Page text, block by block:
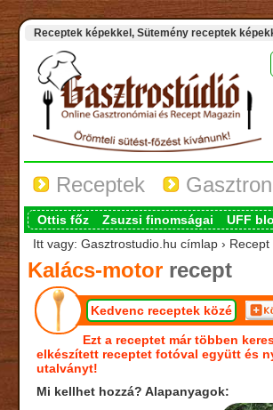
Receptek képekkel, Sütemény receptek
Receptek
Ottis főz Zsuzsi finomságai UFF
Itt vagy: Gasztrostudio.hu címlap › Recept
Kalács-motorrecept
Kedvenc receptek közé
Ezt a receptet már többen
elkészített receptet fotóval együtt és
utalványt!
Mi kellhet hozzá? Alapanyagok: